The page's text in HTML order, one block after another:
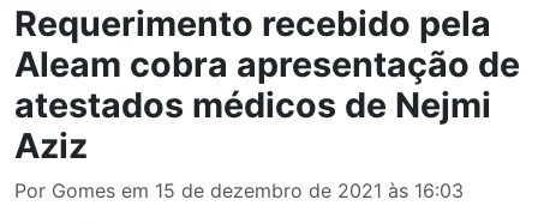
Requerimento recebido pela
Aleam cobra apresentação de
atestados médicos de Nejmi
Aziz
Por Gomes em 15 de dezembro de 2021 às 16:03